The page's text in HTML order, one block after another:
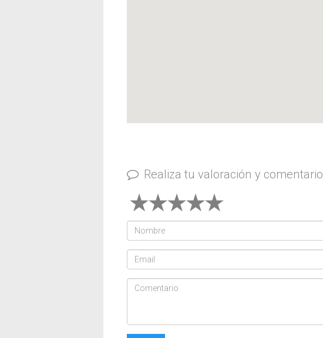
Realiza tu valoración y comentario